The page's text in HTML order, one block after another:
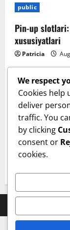
public
Pin-up
xususiyatlari
Patricia
Sanatate
Cum îți
arterială care
Bănescu
We respect
Cookies help
deliver
traffic. You
by clicking
consent or
cookies.